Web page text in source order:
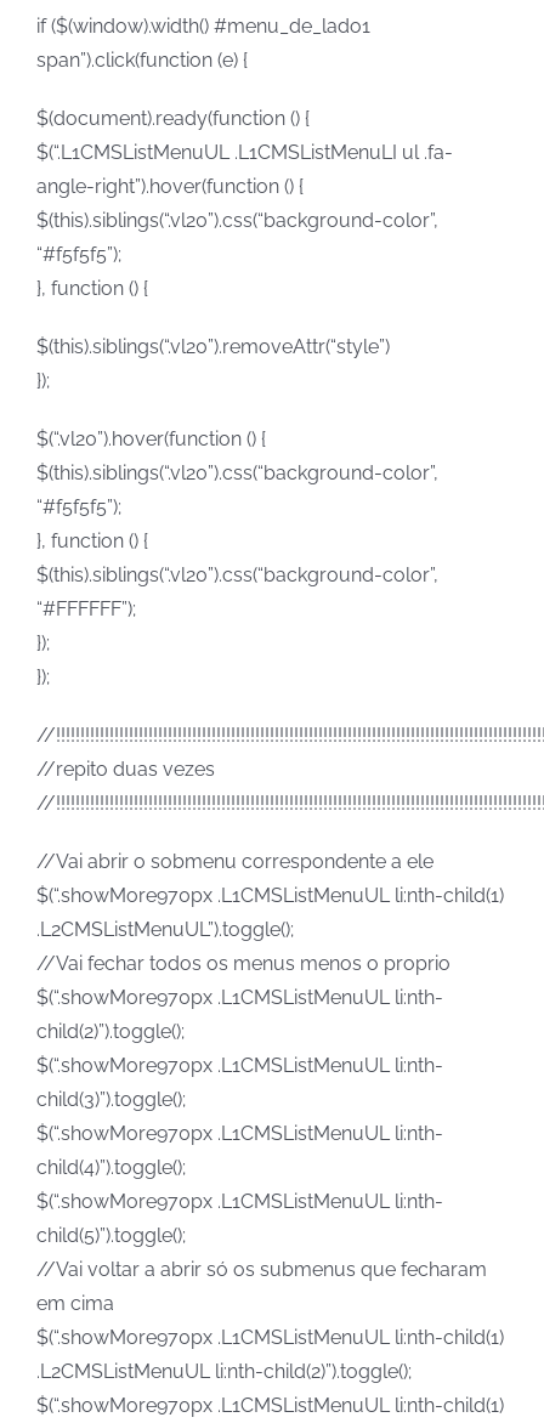
if ($(window).width() #menu_de_lado1
span”).click(function (e) {
$(document).ready(function () {
$(“.L1CMSListMenuUL .L1CMSListMenuLI ul .fa-
angle-right”).hover(function () {
$(this).siblings(“.vl20”).css(“background-color”,
“#f5f5f5”);
}, function () {
$(this).siblings(“.vl20”).removeAttr(“style”)
});
$(“.vl20”).hover(function () {
$(this).siblings(“.vl20”).css(“background-color”,
“#f5f5f5”);
}, function () {
$(this).siblings(“.vl20”).css(“background-color”,
“#FFFFFF”);
});
});
//
//repito duas vezes
//
//Vai abrir o sobmenu correspondente a ele
$(“.showMore970px .L1CMSListMenuUL li:nth-child(1)
.L2CMSListMenuUL”).toggle();
//Vai fechar todos os menus menos o proprio
$(“.showMore970px .L1CMSListMenuUL li:nth-
child(2)”).toggle();
$(“.showMore970px .L1CMSListMenuUL li:nth-
child(3)”).toggle();
$(“.showMore970px .L1CMSListMenuUL li:nth-
child(4)”).toggle();
$(“.showMore970px .L1CMSListMenuUL li:nth-
child(5)”).toggle();
//Vai voltar a abrir só os submenus que fecharam
em cima
$(“.showMore970px .L1CMSListMenuUL li:nth-child(1)
.L2CMSListMenuUL li:nth-child(2)”).toggle();
$(“.showMore970px .L1CMSListMenuUL li:nth-child(1)